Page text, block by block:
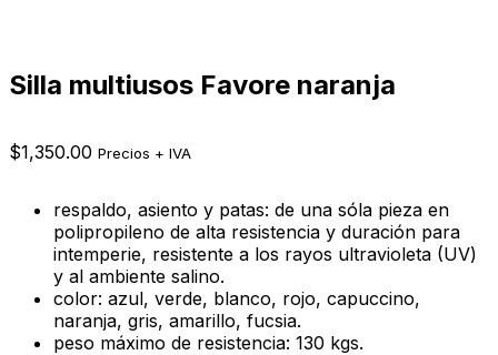
Silla multiusos Favore naranja
$1,350.00 Precios + IVA
respaldo, asiento y patas: de una sóla pieza en
polipropileno de alta resistencia y duración para
intemperie, resistente a los rayos ultravioleta (UV)
y al ambiente salino.
color: azul, verde, blanco, rojo, capuccino,
naranja, gris, amarillo, fucsia.
peso máximo de resistencia: 130 kgs.